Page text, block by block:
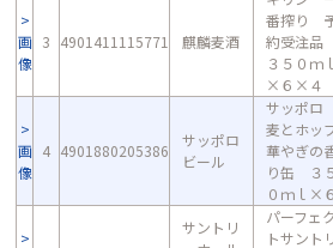
画
像
3 4901411115771 麒麟麦酒
番搾り
約受注品
３５０ｍｌ
×６×４
画
像
4 4901880205386
サッポロ
ビール
サッポロ
麦とホッ
華やぎの
り缶 ３
０ｍｌ×６
サントリ
パーフェ
トサント